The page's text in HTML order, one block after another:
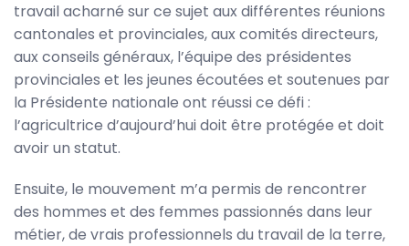
travail acharné sur ce sujet aux différentes réunions
cantonales et provinciales, aux comités directeurs,
aux conseils généraux, l’équipe des présidentes
provinciales et les jeunes écoutées et soutenues par
la Présidente nationale ont réussi ce défi :
l’agricultrice d’aujourd’hui doit être protégée et doit
avoir un statut.
Ensuite, le mouvement m’a permis de rencontrer
des hommes et des femmes passionnés dans leur
métier, de vrais professionnels du travail de la terre,